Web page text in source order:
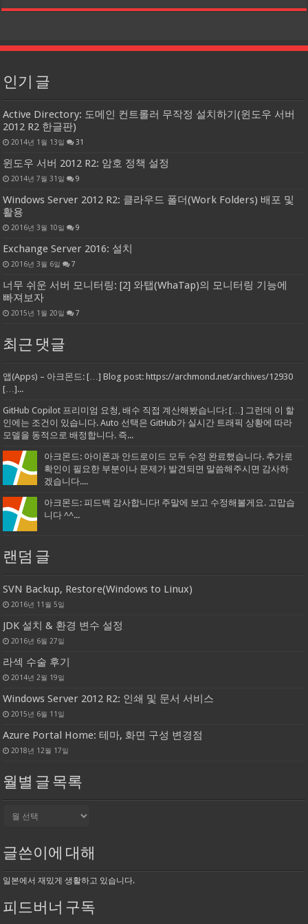
인기 글
Active Directory: 도메인 컨트롤러 무작정 설치하기(윈도우 서버
2012 R2 한글판)
2014년 1월 13일 31
윈도우 서버 2012 R2: 암호 정책 설정
2014년 7월 31일 9
Windows Server 2012 R2: 클라우드 폴더(Work Folders) 배포 및
활용
2016년 3월 10일 9
Exchange Server 2016: 설치
2016년 3월 6일 7
너무 쉬운 서버 모니터링: [2] 와탭(WhaTap)의 모니터링 기능에
빠져보자
2015년 1월 20일 7
최근 댓글
앱(Apps) – 아크몬드: […] Blog post: https://archmond.net/archives/12930
[…]...
GitHub Copilot 프리미엄 요청, 배수 직접 계산해봤습니다: […] 그런데 이 할
인에는 조건이 있습니다. Auto 선택은 GitHub가 실시간 트래픽 상황에 따라
모델을 동적으로 배정합니다. 즉...
아크몬드: 아이폰과 안드로이드 모두 수정 완료했습니다. 추가로
확인이 필요한 부분이나 문제가 발견되면 말씀해주시면 감사하
겠습니다....
아크몬드: 피드백 감사합니다! 주말에 보고 수정해볼게요. 고맙습
니다 ^^...
랜덤 글
SVN Backup, Restore(Windows to Linux)
2016년 11월 5일
JDK 설치 & 환경 변수 설정
2016년 6월 27일
라섹 수술 후기
2014년 2월 19일
Windows Server 2012 R2: 인쇄 및 문서 서비스
2015년 6월 11일
Azure Portal Home: 테마, 화면 구성 변경점
2018년 12월 17일
월별 글 목록
목
록
글쓴이에 대해
일본에서 재밌게 생활하고 있습니다.
피드버너 구독